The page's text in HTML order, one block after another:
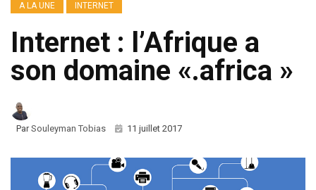
A LA UNE INTERNET
Internet : l’Afrique a
son domaine «.africa »
ParSouleyman Tobias 11 juillet 2017